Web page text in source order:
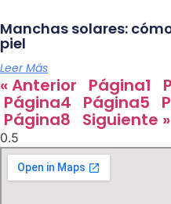
Manchas solares:
piel
Leer Más
« Anterior Página1
Página4 Página5
Página8 Siguiente »